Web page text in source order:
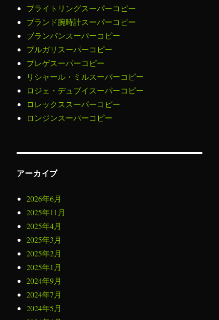
ブライトリングスーパーコピー
ブランド腕時計スーパーコピー
ブランパンスーパーコピー
ブルガリスーパーコピー
ブレゲスーパーコピー
リシャール・ミルスーパーコピー
ロジェ・デュブイスーパーコピー
ロレックススーパーコピー
ロンジンスーパーコピー
アーカイブ
2026年6月
2025年11月
2025年4月
2025年3月
2025年2月
2025年1月
2024年9月
2024年7月
2024年5月